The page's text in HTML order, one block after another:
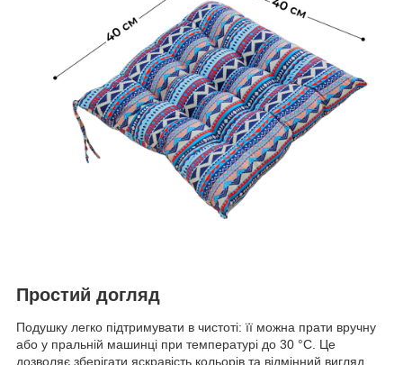
Простий догляд
Подушку легко підтримувати в чистоті: її можна прати вручну
або у пральній машинці при температурі до 30 °C. Це
дозволяє зберігати яскравість кольорів та відмінний вигляд